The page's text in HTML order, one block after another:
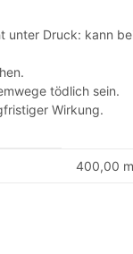
unter Druck: kann
tödlich sein.
Wirkung.
400,00